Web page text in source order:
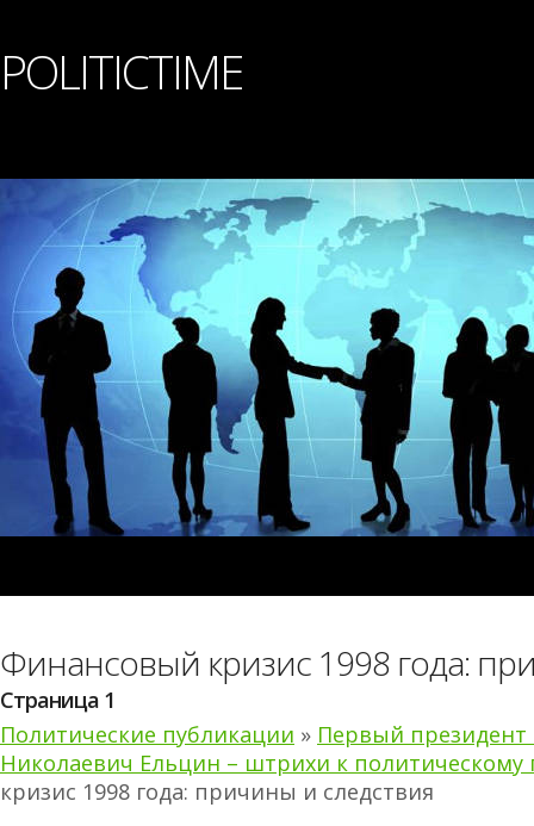
POLITICTIME
Финансовый кризис 1998 года:
Страница 1
Политические публикации » Первый президент
Николаевич Ельцин – штрихи к политическому
кризис 1998 года: причины и следствия